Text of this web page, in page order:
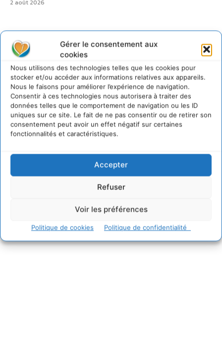
Gérer le consentement aux
cookies
Nous utilisons des technologies telles que les cookies pour
stocker et/ou accéder aux informations relatives aux appareils.
Nous le faisons pour améliorer l’expérience de navigation.
Consentir à ces technologies nous autorisera à traiter des
données telles que le comportement de navigation ou les ID
uniques sur ce site. Le fait de ne pas consentir ou de retirer son
consentement peut avoir un effet négatif sur certaines
fonctionnalités et caractéristiques.
Accepter
Refuser
Voir les préférences
Politique de cookies Politique de confidentialité
2 août 2026
@cdurableinfo
273Suiveurs